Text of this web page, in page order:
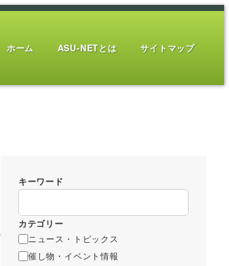
ホーム ASU-NETとは サイトマップ
キーワード
カテゴリー
ニュース・トピックス
催し物・イベント情報